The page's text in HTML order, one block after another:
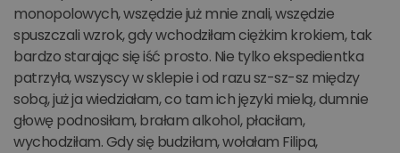
monopolowych, wszędzie już mnie znali, wszędzie
spuszczali wzrok, gdy wchodziłam ciężkim krokiem, tak
bardzo starając się iść prosto. Nie tylko ekspedientka
patrzyła, wszyscy w sklepie i od razu sz-sz-sz między
sobą, już ja wiedziałam, co tam ich języki mielą, dumnie
głowę podnosiłam, brałam alkohol, płaciłam,
wychodziłam. Gdy się budziłam, wołałam Filipa,